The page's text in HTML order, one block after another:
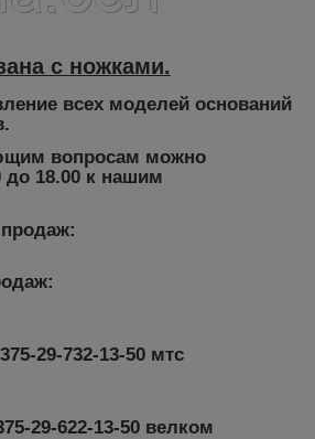
с ножками.
всех моделей оснований
вопросам можно
до 18.00 к нашим
продаж:
13-50 мтс
13-50 велком